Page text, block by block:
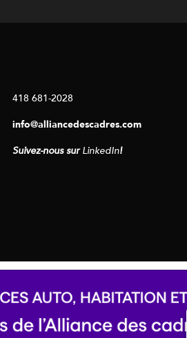
418 681-2028
info@alliancedescadres.com
Suivez-nous surLinkedIn!